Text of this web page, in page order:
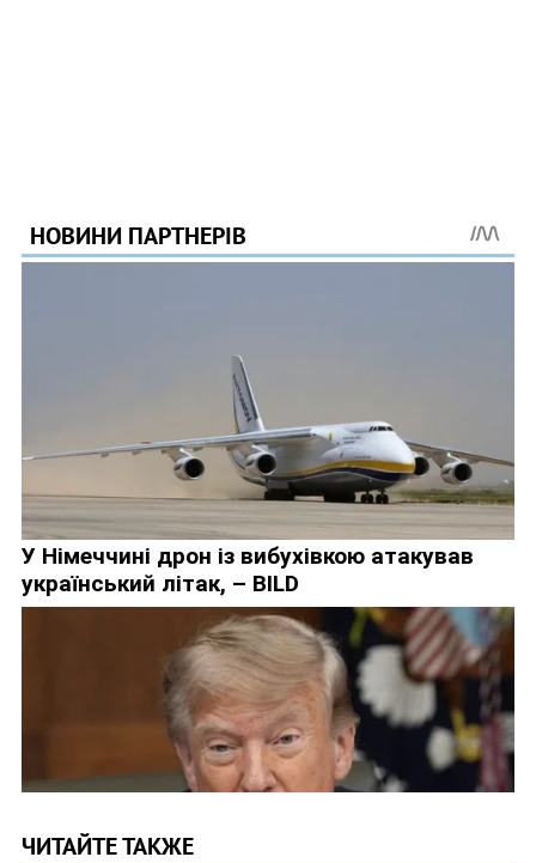
ЧИТАЙТЕ ТАКЖЕ